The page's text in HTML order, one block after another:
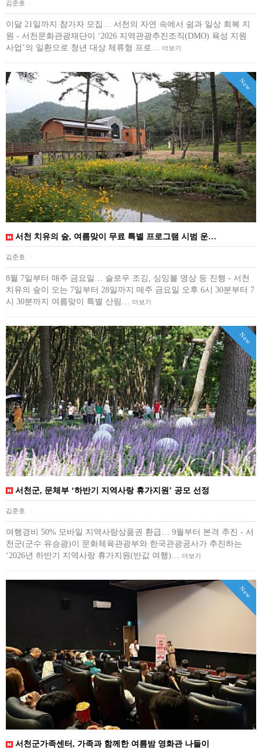
김준호
이달 21일까지 참가자 모집… 서천의 자연 속에서 쉼과 일상 회복 지
원 - 서천문화관광재단이 ‘2026 지역관광추진조직(DMO) 육성 지원
사업’의 일환으로 청년 대상 체류형 프로… 더보기
New
서천 치유의 숲, 여름맞이 무료 특별 프로그램 시범 운…
김준호
8월 7일부터 매주 금요일… 슬로우 조깅, 싱잉볼 명상 등 진행 - 서천
치유의 숲이 오는 7일부터 28일까지 매주 금요일 오후 6시 30분부터 7
시 30분까지 여름맞이 특별 산림…
더보기
New
서천군, 문체부 ‘하반기 지역사랑 휴가지원’ 공모 선정
김준호
여행경비 50% 모바일 지역사랑상품권 환급… 9월부터 본격 추진 - 서
천군(군수 유승광)이 문화체육관광부와 한국관광공사가 추진하는
‘2026년 하반기 지역사랑 휴가지원(반값 여행)…
더보기
New
서천군가족센터, 가족과 함께한 여름밤 영화관 나들이